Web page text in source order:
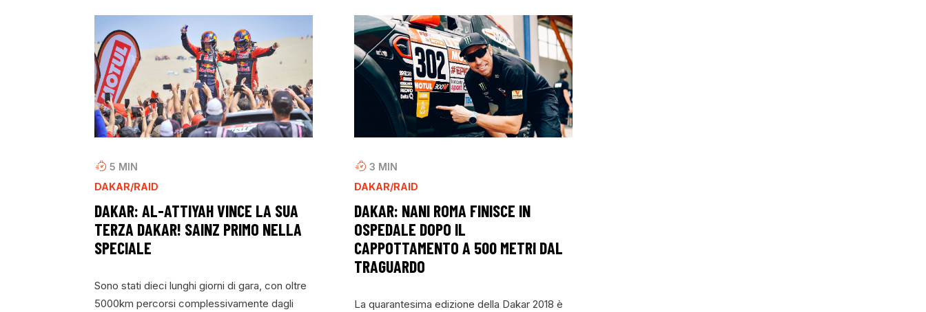
5 MIN
DAKAR/RAID
DAKAR: AL-ATTIYAH VINCE LA SUA
TERZA DAKAR! SAINZ PRIMO NELLA
SPECIALE
Sono stati dieci lunghi giorni di gara, con oltre
5000km percorsi complessivamente dagli
3 MIN
DAKAR/RAID
DAKAR: NANI ROMA FINISCE IN
OSPEDALE DOPO IL
CAPPOTTAMENTO A 500 METRI DAL
TRAGUARDO
La quarantesima edizione della Dakar 2018 è